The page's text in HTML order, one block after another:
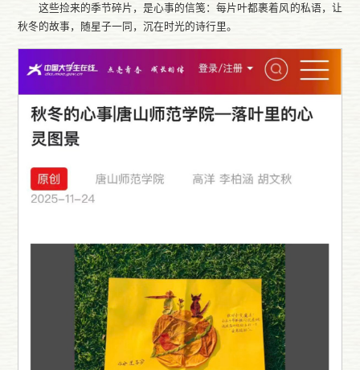
这些捡来的季节碎片，是心事的信笺：每片叶都裹着风的私语，让
秋冬的故事，随星子一同，沉在时光的诗行里。